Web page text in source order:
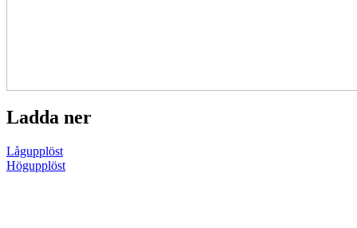
Ladda ner
Lågupplöst
Högupplöst